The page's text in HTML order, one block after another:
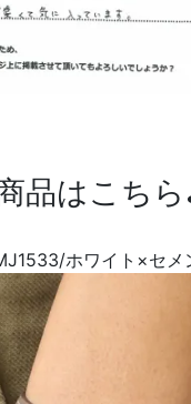
品はこち
ホワイト×セメ